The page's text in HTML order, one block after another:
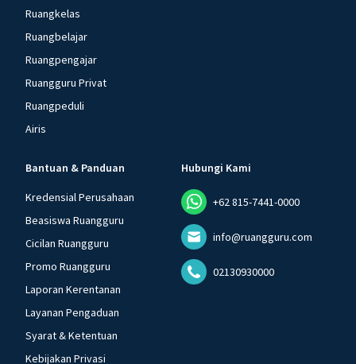
Ruangkelas
Ruangbelajar
Ruangpengajar
Ruangguru Privat
Ruangpeduli
Airis
Bantuan & Panduan
Kredensial Perusahaan
Beasiswa Ruangguru
Cicilan Ruangguru
Promo Ruangguru
Laporan Kerentanan
Layanan Pengaduan
Syarat & Ketentuan
Kebijakan Privasi
Hubungi Kami
+62 815-7441-0000
info@ruangguru.com
02130930000